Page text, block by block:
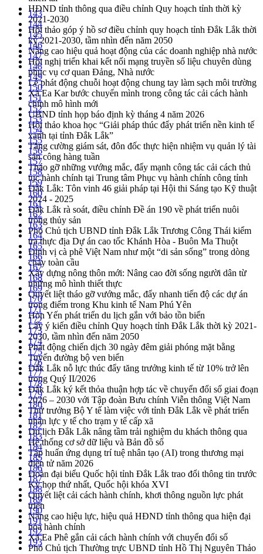
HĐND tỉnh thông qua điều chỉnh Quy hoạch tỉnh thời kỳ
2021-2030
Hội thảo góp ý hồ sơ điều chỉnh quy hoạch tỉnh Đắk Lắk thời
kỳ 2021-2030, tầm nhìn đến năm 2050
Nâng cao hiệu quả hoạt động của các doanh nghiệp nhà nước
Hội nghị triển khai kết nối mạng truyền số liệu chuyên dùng
phục vụ cơ quan Đảng, Nhà nước
Lễ phát động chuỗi hoạt động chung tay làm sạch môi trường
Xã Ea Kar bước chuyển mình trong công tác cải cách hành
chính mô hình mới
UBND tỉnh họp báo định kỳ tháng 4 năm 2026
Hội thảo khoa học “Giải pháp thúc đẩy phát triển nền kinh tế
xanh tại tỉnh Đắk Lắk”
Tăng cường giám sát, đôn đốc thực hiện nhiệm vụ quản lý tài
sản công hàng tuần
Tháo gỡ những vướng mắc, đẩy mạnh công tác cải cách thủ
tục hành chính tại Trung tâm Phục vụ hành chính công tỉnh
Đắk Lắk: Tôn vinh 46 giải pháp tại Hội thi Sáng tạo Kỹ thuật
2024 - 2025
Đắk Lắk rà soát, điều chỉnh Đề án 190 về phát triển nuôi
trồng thủy sản
Phó Chủ tịch UBND tỉnh Đắk Lắk Trương Công Thái kiểm
tra thực địa Dự án cao tốc Khánh Hòa - Buôn Ma Thuột
Định vị cà phê Việt Nam như một “di sản sống” trong dòng
chảy toàn cầu
Xây dựng nông thôn mới: Nâng cao đời sống người dân từ
những mô hình thiết thực
Quyết liệt tháo gỡ vướng mắc, đẩy nhanh tiến độ các dự án
trọng điểm trong Khu kinh tế Nam Phú Yên
Hòn Yến phát triển du lịch gắn với bảo tồn biển
Lấy ý kiến điều chỉnh Quy hoạch tỉnh Đắk Lắk thời kỳ 2021-
2030, tầm nhìn đến năm 2050
Phát động chiến dịch 30 ngày đêm giải phóng mặt bằng
Tuyến đường bộ ven biển
Đắk Lắk nỗ lực thúc đẩy tăng trưởng kinh tế từ 10% trở lên
trong Quý II/2026
Đắk Lắk ký kết thỏa thuận hợp tác về chuyển đổi số giai đoạn
2026 – 2030 với Tập đoàn Bưu chính Viễn thông Việt Nam
Thứ trưởng Bộ Y tế làm việc với tỉnh Đắk Lắk về phát triển
nhân lực y tế cho trạm y tế cấp xã
Du lịch Đắk Lắk nâng tầm trải nghiệm du khách thông qua
Hệ thống cơ sở dữ liệu và Bản đồ số
Tập huấn ứng dụng trí tuệ nhân tạo (AI) trong thương mại
điện tử năm 2026
Đoàn đại biểu Quốc hội tỉnh Đắk Lắk trao đổi thông tin trước
Kỳ họp thứ nhất, Quốc hội khóa XVI
Quyết liệt cải cách hành chính, khơi thông nguồn lực phát
triển
Nâng cao hiệu lực, hiệu quả HĐND tỉnh thông qua hiện đại
hóa hành chính
Xã Ea Phê gắn cải cách hành chính với chuyển đổi số
Phó Chủ tịch Thường trực UBND tỉnh Hồ Thị Nguyên Thảo
143
144
145
146
147
148
149
150
151
152
153
154
155
156
157
158
159
160
161
162
163
164
165
166
167
168
169
170
171
172
173
174
175
176
177
178
179
180
181
182
183
184
185
186
187
188
189
190
191
192
193